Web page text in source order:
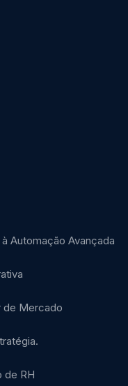
Automação Avançada
de Mercado
de RH